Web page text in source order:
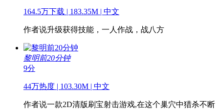
164.5万下载 | 183.35M | 中文
作者说升级获得技能，一人作战，战八方
黎明前20分钟
9分
44万热度 | 103.30M | 中文
作者说一款2D清版刷宝射击游戏,在这个巢穴中猎杀不断